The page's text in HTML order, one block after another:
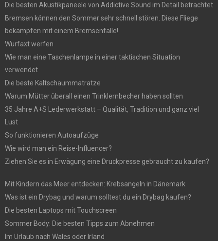
Die besten Akustikpaneele von Addictive Sound im Detail betrachtet
Bremsen können den Sommer sehr schnell stören. Diese Fliege
bekämpfen mit einem Bremsenfalle!
Wurfaxt werfen
Wie man eine Taschenlampe in einer taktischen Situation
verwendet
Die beste Kaltschaummatratze
Warum Mütter überall einen Trinklernbecher haben sollten
35 Jahre A+S Lederwerkstatt – Qualität, Tradition und ganz viel
Lust
So funktionieren Autoaufzüge
Wie wird man ein Reise-Influencer?
Ziehen Sie es in Erwägung eine Druckpresse gebraucht zu kaufen?
Mit Kindern das Meer entdecken: Krebsangeln in Dänemark
Was ist ein Drybag und warum solltest du ein Drybag kaufen?
Die besten Laptops mit Touchscreen
Sommer Body: Die besten Tipps zum Abnehmen
Im Urlaub nach Wales oder Irland